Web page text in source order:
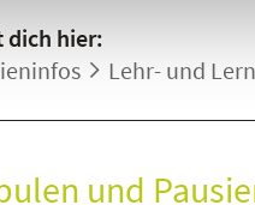
dich hier:
Lehr- und
und